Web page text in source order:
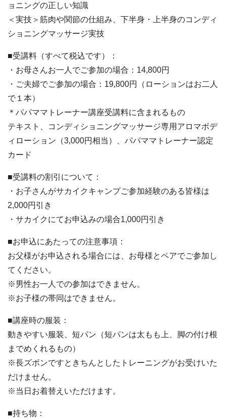
ョニングの正しい知識
＜実技＞筋肉や関節の仕組み、下半身・上半身のコンディ
ショニングマッサージ実技
■受講料（すべて税込です）：
・お母さんお一人でご参加の場合：14,800円
・ご夫婦でご参加の場合：19,800円（ローションはお二人
で１本）
＊パパママトレーナー講座受講料に含まれるもの
テキスト、コンディショニングマッサージ専用アロマボデ
ィローション（3,000円相当）、パパママトレーナー認定
カード
■受講料の割引について：
・お子さんがサカイクキャンプご参加経験のある皆様は
2,000円引き
・サカイクにてお申込みの場合1,000円引き
■お申込にあたっての注意事項：
お父様がお申込される場合には、お母様とペアでご参加し
てください。
※男性お一人での参加はできません。
※お子様の帯同はできません。
■講座時の服装：
動きやすい服装、短パン（短パンは太もも上、脚の付け根
までめくれるもの）
※長ズボンですときちんとしたトレーニングがお受けいた
だけません。
※当日お着替えいただけます。
■持ち物：